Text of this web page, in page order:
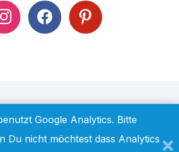
facebookpinterest
Google Analytics. Bitte
Du nicht möchtest dass Analytics